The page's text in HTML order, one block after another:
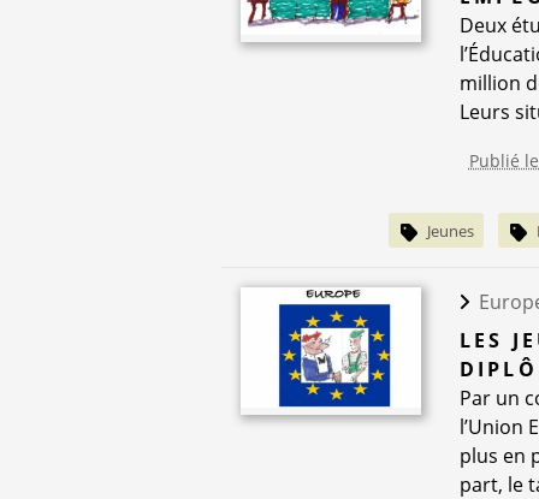
Deux
million
Leurs
Publié
Jeunes
LES
Par un
l’Union
plus en
part, le